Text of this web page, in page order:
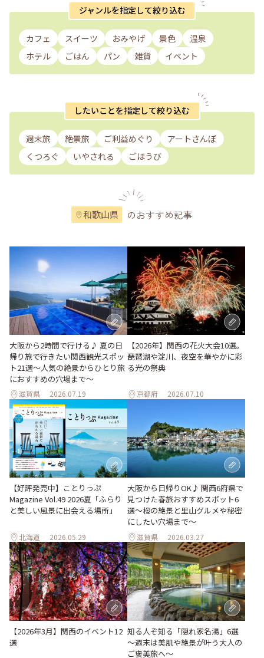
ジャンルを指定して絞り込む
カフェ スイーツ おみやげ 景色
温泉
ホテル
ごはん パン 雑貨 イベント
したいことを指定して絞り込む
週末旅 絶景旅 ご利益めぐり
アートさんぽ
くつろぐ
いやされる ごほうび
和歌山県 のおすすめ記事
大阪から2時間で行ける♪ 夏の日
帰り旅で行きたい関西観光スポッ
ト21選～人気の絶景からひとり旅
におすすめの穴場まで～
滋賀県 2026.07.19
【2026年】関西の花火大会10選。
琵琶湖や淀川、夜空を華やかに彩
る光の祭典
京都府 2026.07.10
【好評発売中】ことりっぷ
Magazine Vol.49 2026夏「ふらり
と美しい風景に出会える場所」
北海道 2026.05.29
大阪から日帰りOK♪ 関西6府県で
見つけた春旅おすすめスポット6
選～桜の絶景と里山グルメや秘密
にしたい穴場まで～
滋賀県 2026.03.27
【2026年3月】関西のイベント12
選
知る人ぞ知る「隠れ家名湯」6選
～週末は美肌や絶景が叶う大人の
ご褒美旅へ～